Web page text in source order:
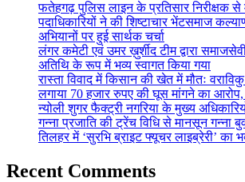
फतेहगढ़ पुलिस लाइन के प्रतिसार निरीक्षक से
पदाधिकारियों ने की शिष्टाचार भेंटसमाज
अभियानों पर हुई सार्थक चर्चा
लंगर कमेटी एवं उमर ख़ुर्शीद टीम द्वारा
अतिथि के रूप में भव्य स्वागत किया गया
रास्ता विवाद में किसान की खेत में मौतः
लगाया 70 हजार रुपए की घूस मांगने का
न्योली शुगर फैक्ट्री नगरिया के मुख्य
गन्ना प्रजाति की ट्रेंच विधि से मानसून गन्ना
तिलहर में ‘सुरभि ब्राइट फ्यूचर लाइब्रेरी’ का
Recent Comments